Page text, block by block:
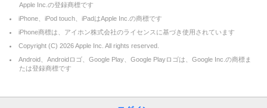
Apple Inc.の登録商標です
iPhone、iPod touch、iPadはApple Inc.の商標です
iPhone商標は、アイホン株式会社のライセンスに基づき使用されています
Copyright (C) 2026Apple Inc. All rights reserved.
Android、Androidロゴ、Google Play、Google Playロゴは、Google Inc.の商標ま
たは登録商標です